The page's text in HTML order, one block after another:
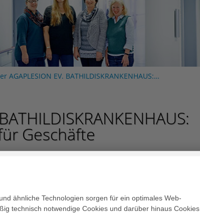
EV. BATHILDISKRANKENHAUS:…
Geschäfte
zeichnet für die
verantwortlich.
und ähnliche Technologien sorgen für ein optimales Web-
technisch notwendige Cookies und darüber hinaus Cookies